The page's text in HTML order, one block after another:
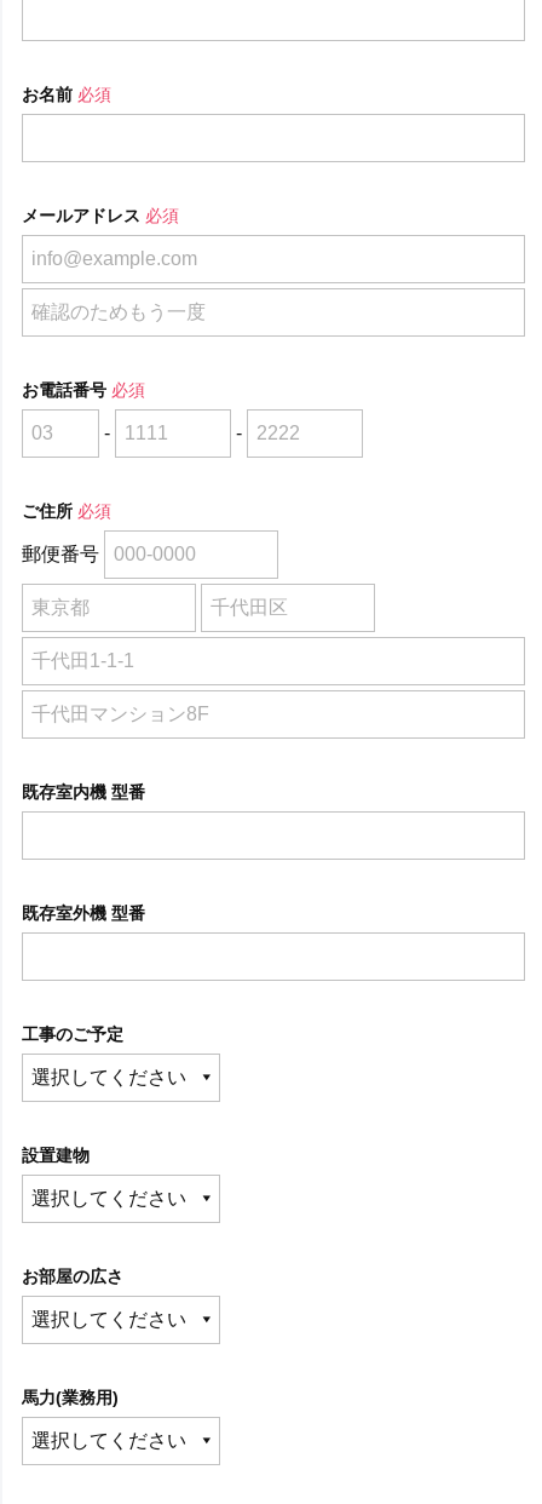
お名前 必須
メールアドレス 必須
お電話番号 必須
- -
ご住所 必須
郵便番号
既存室内機 型番
既存室外機 型番
工事のご予定
設置建物
お部屋の広さ
馬力(業務用)